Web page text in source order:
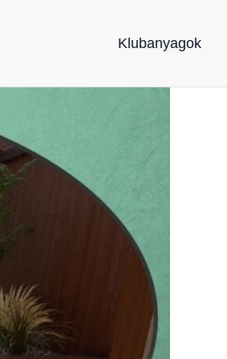
Klubanyagok